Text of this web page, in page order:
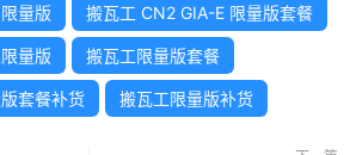
量版 搬瓦工 CN2 GIA-E 限量版套餐
量版 搬瓦工限量版套餐
套餐补货 搬瓦工限量版补货